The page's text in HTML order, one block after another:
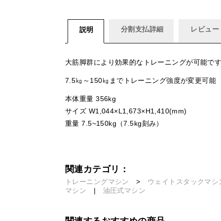
説明 分割支払詳細 レビュー
大筋脚群により効果的なトレーニングが可能です
7.5㎏～150㎏までトレーニング強度が変更可能
本体重量 356kg
サイズ W1,044×L1,673×H1,410(mm)
重量 7.5~150kg（7.5kg刻み）
関連カテゴリ：
トレーニングマシン > ウェイトスタックマシ
マシン | 油圧式マシン